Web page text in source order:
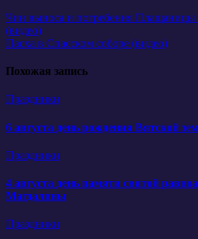
Навигация
по
Чин выноса и погребения Плащаницы
(видео)
Пасха в Спасском соборе (видео)
Похожая запись
Праздники
6 августа день рождения Вятской
Праздники
4 августа день памяти святой
Магдалины
Праздники